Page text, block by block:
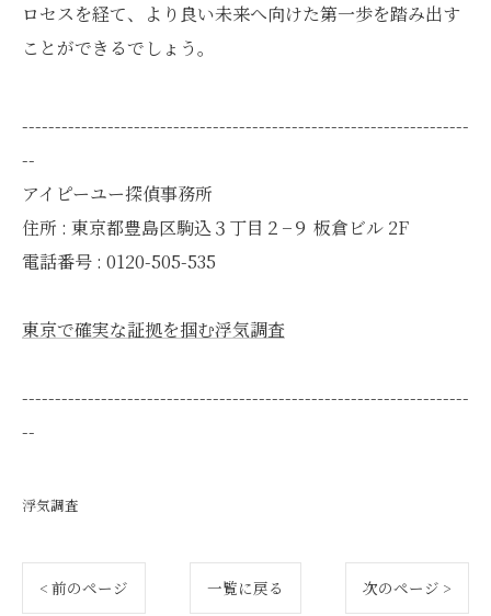
ロセスを経て、より良い未来へ向けた第一歩を踏み出す
ことができるでしょう。
--------------------------------------------------------------------
--
アイピーユー探偵事務所
住所 : 東京都豊島区駒込３丁目２−９ 板倉ビル 2F
電話番号 : 0120-505-535
東京で確実な証拠を掴む浮気調査
--------------------------------------------------------------------
--
浮気調査
< 前のページ 一覧に戻る 次のページ >